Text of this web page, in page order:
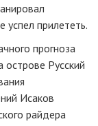
успел прилететь.
прогноза
Русский
Исаков
райдера